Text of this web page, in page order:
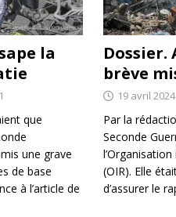
la
1
que
une grave
de base
à l’article de
Dossier.
brève
19 avril 2024
Par la
Seconde
(OIR). Elle
d’assurer le